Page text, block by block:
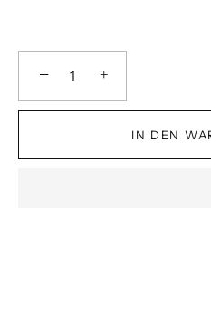
− +
IN DEN